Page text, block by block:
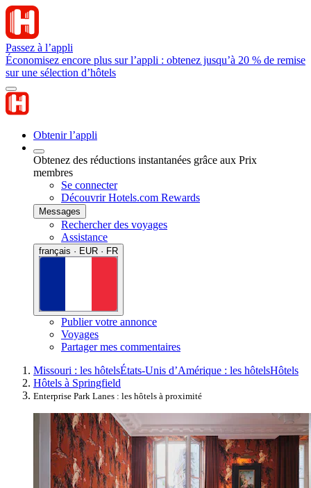
Passez à l’appli
Économisez encore plus sur l’appli : obtenez jusqu’à 20 % de remise
sur une sélection d’hôtels
Obtenir l’appli
Obtenez des réductions instantanées grâce aux Prix
membres
Se connecter
Découvrir Hotels.com Rewards
Messages
Rechercher des voyages
Assistance
français · EUR · FR
Publier votre annonce
Voyages
Partager mes commentaires
Missouri : les hôtelsÉtats-Unis d’Amérique : les hôtelsHôtels
Hôtels à Springfield
Enterprise Park Lanes : les hôtels à proximité